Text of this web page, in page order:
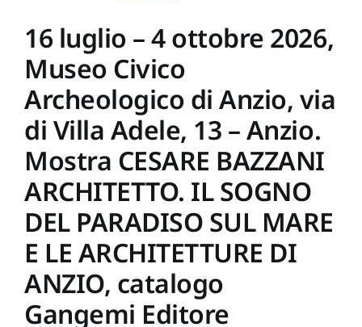
BAZZANI
ARCHITETTO.
DEL
PARADISO
MARE
E
LE
ARCHITETTURE
DI
ANZIO,
Catalogo
Gangemi
16 luglio – 4 ottobre 2026,
Museo Civico
Archeologico di Anzio, via
di Villa Adele, 13 – Anzio.
Mostra CESARE BAZZANI
ARCHITETTO. IL SOGNO
DEL PARADISO SUL MARE
E LE ARCHITETTURE DI
ANZIO, catalogo
Gangemi Editore